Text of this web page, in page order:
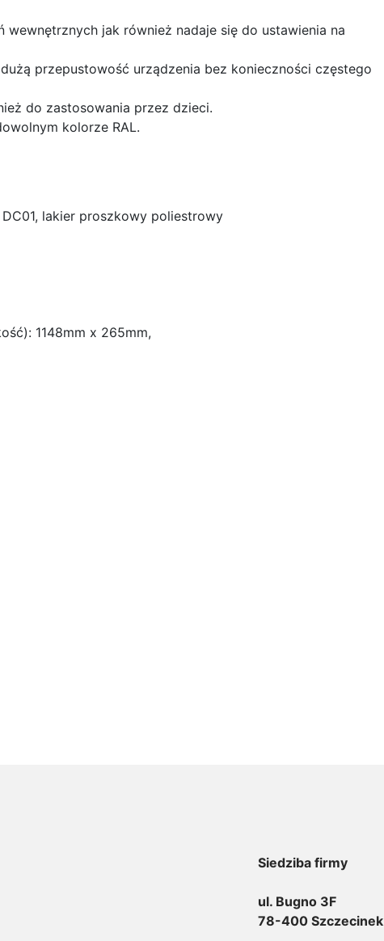
wewnętrznych jak również nadaje się do ustawienia na
przepustowość urządzenia bez konieczności częstego
do zastosowania przez dzieci.
kolorze RAL.
DC01, lakier proszkowy poliestrowy
1148mm x 265mm,
Siedziba firmy
ul. Bugno 3F
78-400 Szczecinek